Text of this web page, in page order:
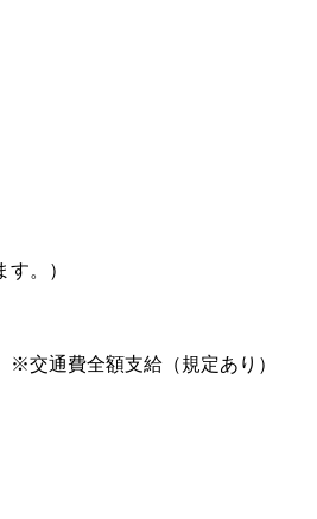
。）
交通費全額支給（規定あり）